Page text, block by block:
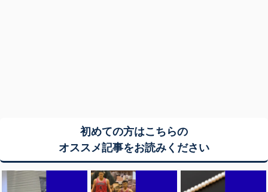
初めての方はこちらの
オススメ記事をお読みください